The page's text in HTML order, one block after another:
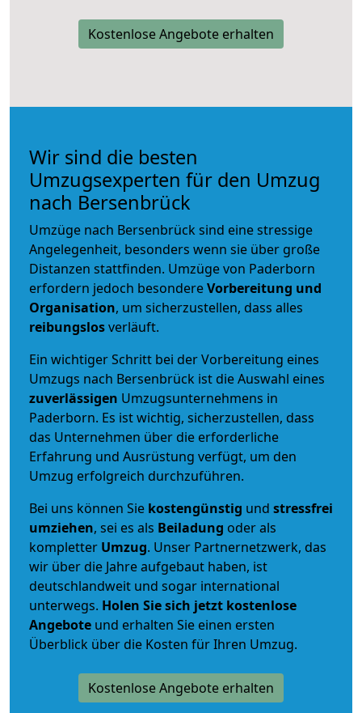
Kostenlose Angebote erhalten
Wir sind die besten
Umzugsexperten für den Umzug
nach Bersenbrück
Umzüge nach Bersenbrück sind eine stressige
Angelegenheit, besonders wenn sie über große
Distanzen stattfinden. Umzüge von Paderborn
erfordern jedoch besondereVorbereitung und
Organisation, um sicherzustellen, dass alles
reibungslosverläuft.
Ein wichtiger Schritt bei der Vorbereitung eines
Umzugs nach Bersenbrück ist die Auswahl eines
zuverlässigen Umzugsunternehmens in
Paderborn. Es ist wichtig, sicherzustellen, dass
das Unternehmen über die erforderliche
Erfahrung und Ausrüstung verfügt, um den
Umzug erfolgreich durchzuführen.
Bei uns können Sie kostengünstig und stressfrei
umziehen, sei es als Beiladung oder als
kompletter Umzug. Unser Partnernetzwerk, das
wir über die Jahre aufgebaut haben, ist
deutschlandweit und sogar international
unterwegs. Holen Sie sich jetzt kostenlose
Angebote und erhalten Sie einen ersten
Überblick über die Kosten für Ihren Umzug.
Kostenlose Angebote erhalten